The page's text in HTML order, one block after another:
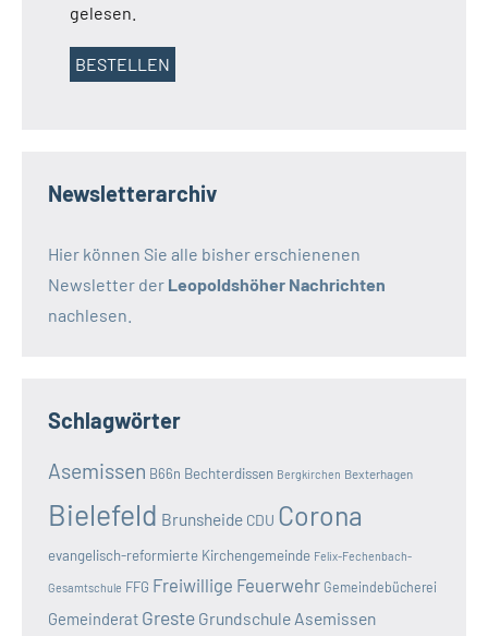
gelesen.
Newsletterarchiv
Hier können Sie alle bisher erschienenen
Newsletter der Leopoldshöher Nachrichten
nachlesen.
Schlagwörter
Asemissen B66n Bechterdissen Bergkirchen Bexterhagen
Bielefeld Brunsheide CDU Corona
evangelisch-reformierte Kirchengemeinde Felix-Fechenbach-
Gesamtschule FFG Freiwillige Feuerwehr Gemeindebücherei
Gemeinderat Greste Grundschule Asemissen